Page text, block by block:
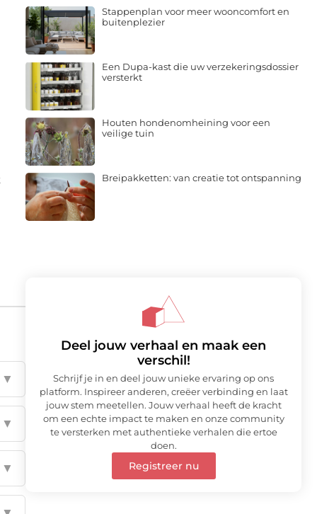
▼
▼
▼
Stappenplan voor meer wooncomfort en
buitenplezier
Een Dupa-kast die uw verzekeringsdossier
versterkt
Houten hondenomheining voor een
veilige tuin
Breipakketten: van creatie tot ontspanning
Deel jouw verhaal en maak een
verschil!
Schrijf je in en deel jouw unieke ervaring op ons
platform. Inspireer anderen, creëer verbinding en laat
jouw stem meetellen. Jouw verhaal heeft de kracht
om een echte impact te maken en onze community
te versterken met authentieke verhalen die ertoe
doen.
Registreer nu